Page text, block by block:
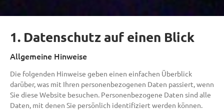
1. Datenschutz auf einen Blick
Allgemeine Hinweise
Die folgenden Hinweise geben einen einfachen Überblick
darüber, was mit Ihren personenbezogenen Daten passiert, wenn
Sie diese Website besuchen. Personenbezogene Daten sind alle
Daten, mit denen Sie persönlich identifiziert werden können.